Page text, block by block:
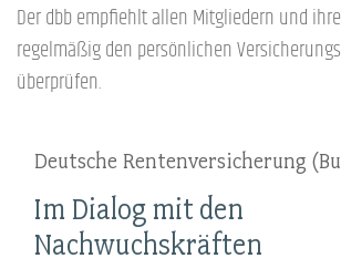
Der dbb empfiehlt allen Mitgliedern und
regelmäßig den persönlichen
überprüfen.
Deutsche Rentenversicherung
Im Dialog mit den
Nachwuchskräften